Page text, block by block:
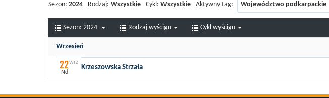
Sezon: 2024 - Rodzaj: Wszystkie - Cykl: Wszystkie - Aktywny tag: Województwo podkarpackie
Sezon: 2024 Rodzaj wyścigu Cykl wyścigu
Wrzesień
22wrz
Nd
Krzeszowska Strzała